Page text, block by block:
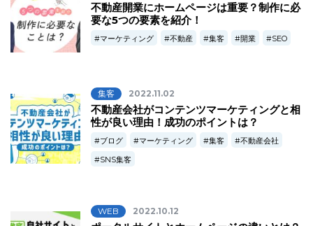
不動産開業にホームページは重要？制作に必
要な5つの要素を紹介！
マーケティング 不動産 集客 開業 SEO
集客 2022.11.02
不動産会社がコンテンツマーケティングと相
性が良い理由！成功のポイントは？
ブログ マーケティング 集客
不動産会社
SNS集客
WEB 2022.10.12